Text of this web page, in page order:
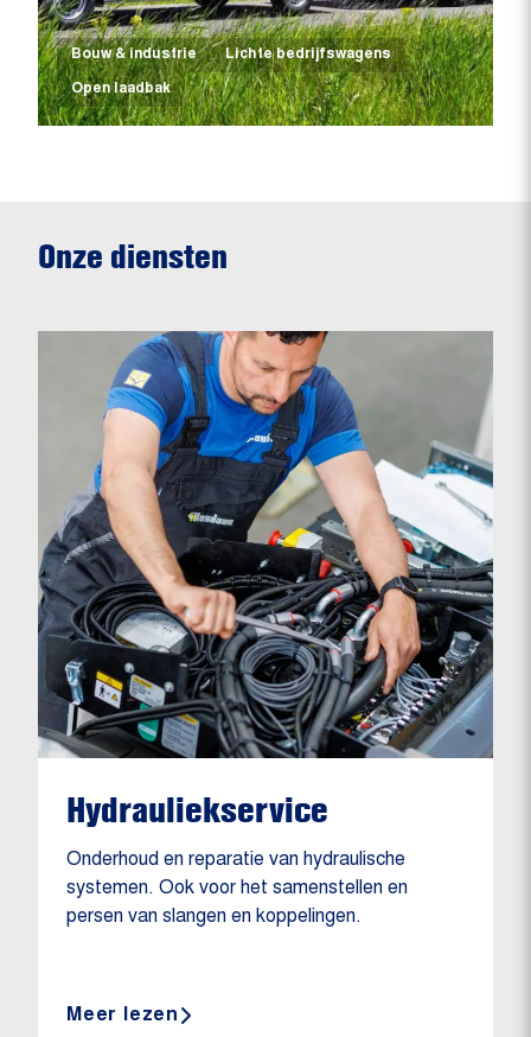
Bouw & industrie Lichte bedrijfswagens
Open laadbak
Onze diensten
Hydrauliekservice
Onderhoud en reparatie van hydraulische
systemen. Ook voor het samenstellen en
persen van slangen en koppelingen.
Meer lezen